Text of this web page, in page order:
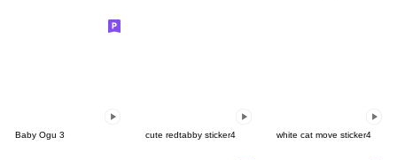
Baby Ogu 3 cute redtabby sticker4 white cat move sticker4